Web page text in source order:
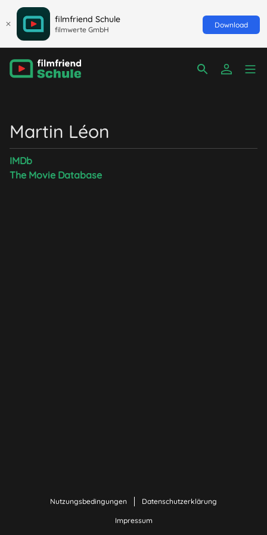
filmfriend Schule
filmwerte GmbH
Download
Martin Léon
IMDb
The Movie Database
Nutzungsbedingungen Datenschutzerklärung
Impressum